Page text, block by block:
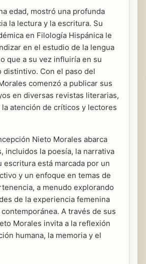
edad, mostró una profunda
la lectura y la escritura. Su
en Filología Hispánica le
en el estudio de la lengua
que a su vez influiría en su
distintivo. Con el paso del
comenzó a publicar sus
en diversas revistas literarias,
atención de críticos y lectores
Nieto Morales abarca
incluidos la poesía, la narrativa
escritura está marcada por un
y un enfoque en temas de
a menudo explorando
de la experiencia femenina
A través de sus
Morales invita a la reflexión
humana, la memoria y el